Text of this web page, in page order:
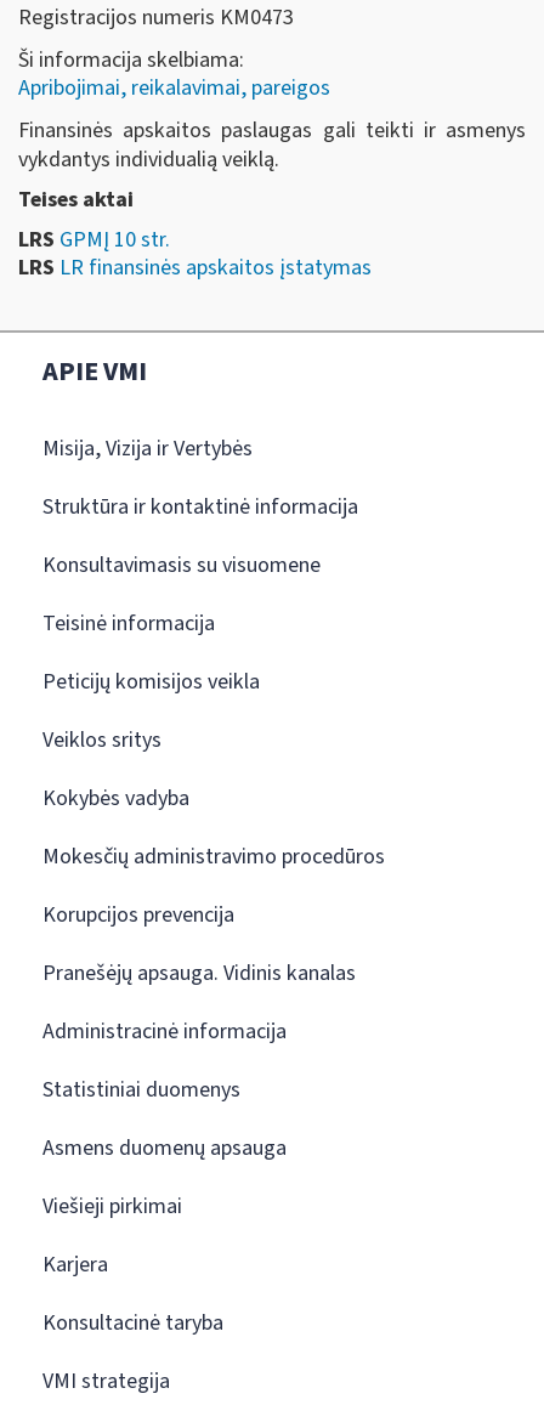
Registracijos numeris KM0473
Ši informacija skelbiama:
Apribojimai, reikalavimai, pareigos
Finansinės apskaitos paslaugas gali teikti ir asmenys
vykdantys individualią veiklą.
Teises aktai
LRS GPMĮ 10 str.
LRS LR finansinės apskaitos įstatymas
APIE VMI
Misija, Vizija ir Vertybės
Struktūra ir kontaktinė informacija
Konsultavimasis su visuomene
Teisinė informacija
Peticijų komisijos veikla
Veiklos sritys
Kokybės vadyba
Mokesčių administravimo procedūros
Korupcijos prevencija
Pranešėjų apsauga. Vidinis kanalas
Administracinė informacija
Statistiniai duomenys
Asmens duomenų apsauga
Viešieji pirkimai
Karjera
Konsultacinė taryba
VMI strategija